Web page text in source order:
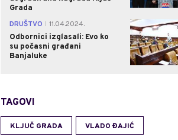
Grada
DRUŠTVO
11.04.2024.
Odbornici izglasali: Evo ko
su počasni građani
Banjaluke
TAGOVI
KLJUČ GRADA VLADO ĐAJIĆ